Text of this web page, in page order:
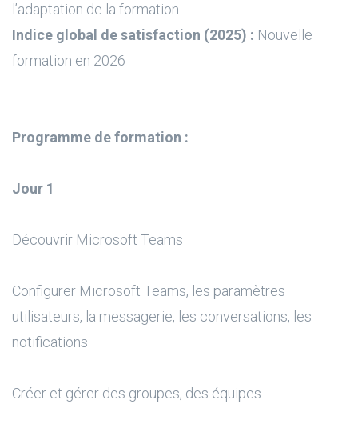
l’adaptation de la formation.
Indice global de satisfaction (2025) : Nouvelle
formation en 2026
Programme de formation :
Jour 1
Découvrir Microsoft Teams
Configurer Microsoft Teams, les paramètres
utilisateurs, la messagerie, les conversations, les
notifications
Créer et gérer des groupes, des équipes